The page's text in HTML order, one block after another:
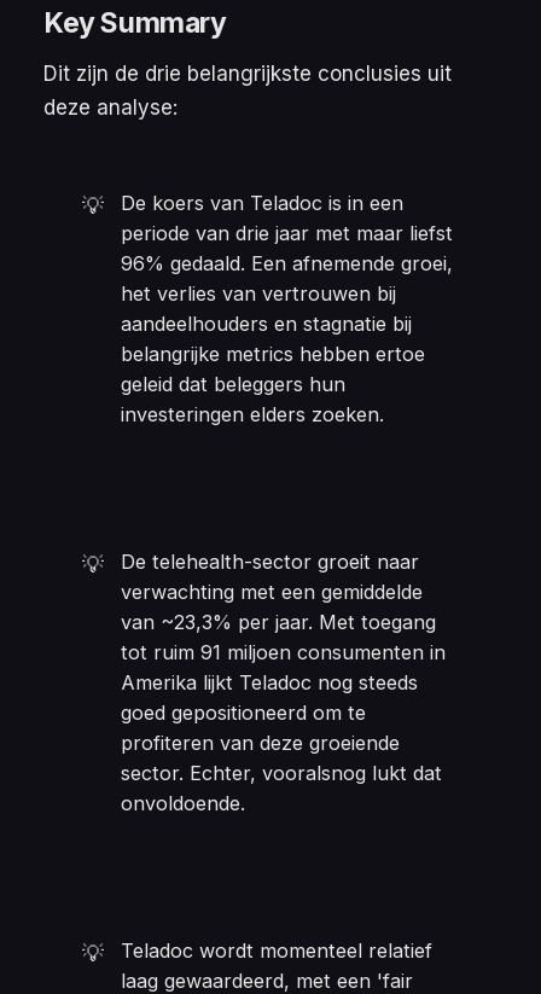
Key Summary
Dit zijn de drie belangrijkste conclusies uit
deze analyse:
💡
De koers van Teladoc is in een
periode van drie jaar met maar liefst
96% gedaald. Een afnemende groei,
het verlies van vertrouwen bij
aandeelhouders en stagnatie bij
belangrijke metrics hebben ertoe
geleid dat beleggers hun
investeringen elders zoeken.
💡
De telehealth-sector groeit naar
verwachting met een gemiddelde
van ~23,3% per jaar. Met toegang
tot ruim 91 miljoen consumenten in
Amerika lijkt Teladoc nog steeds
goed gepositioneerd om te
profiteren van deze groeiende
sector. Echter, vooralsnog lukt dat
onvoldoende.
💡
Teladoc wordt momenteel relatief
laag gewaardeerd, met een 'fair